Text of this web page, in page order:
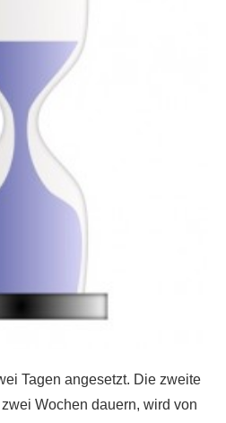
Tagen angesetzt. Die zweite
Wochen dauern, wird von